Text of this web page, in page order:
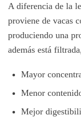
A diferencia de la
proviene de vacas
produciendo una
además está
Mayor
Menor
Mejor